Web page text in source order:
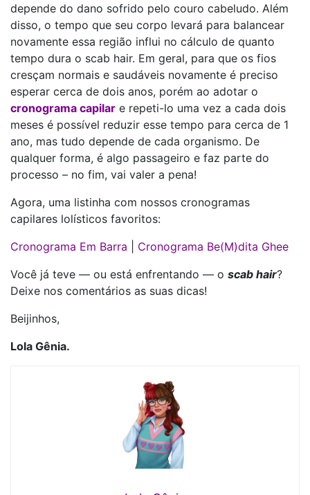
depende do dano sofrido pelo couro cabeludo. Além
disso, o tempo que seu corpo levará para balancear
novamente essa região influi no cálculo de quanto
tempo dura o scab hair. Em geral, para que os fios
cresçam normais e saudáveis novamente é preciso
esperar cerca de dois anos, porém ao adotar o
cronograma capilar e repeti-lo uma vez a cada dois
meses é possível reduzir esse tempo para cerca de 1
ano, mas tudo depende de cada organismo. De
qualquer forma, é algo passageiro e faz parte do
processo – no fim, vai valer a pena!
Agora, uma listinha com nossos cronogramas
capilares lolísticos favoritos:
Cronograma Em Barra
Cronograma Be(M)dita Ghee
Você já teve — ou está enfrentando — o scab hair?
Deixe nos comentários as suas dicas!
Beijinhos,
Lola Gênia.